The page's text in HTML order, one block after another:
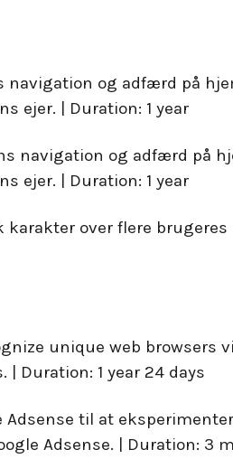
navigation og adfærd på
ejer. | Duration: 1 year
navigation og adfærd på
ejer. | Duration: 1 year
over flere
unique web browsers
Duration: 1 year 24 days
til at
Adsense. | Duration: 3